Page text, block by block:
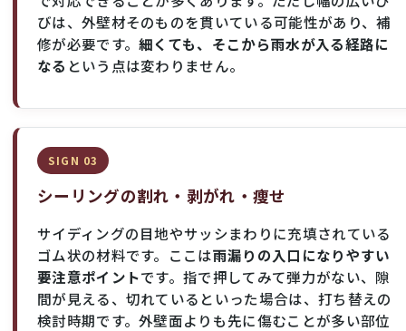
びは、外壁材そのものを貫いている可能性があり、補
修が必要です。細くても、そこから雨水が入る経路に
なる という点は変わりません。
SIGN 03
シーリングの割れ・剥がれ・痩せ
サイディングの目地やサッシまわりに充填されている
ゴム状の材料です。ここは雨漏りの入口になりやすい
要注意ポイントです。指で押してみて弾力がない、隙
間が見える、切れているといった場合は、打ち替えの
検討時期です。外壁面よりも先に傷むことが多い部位